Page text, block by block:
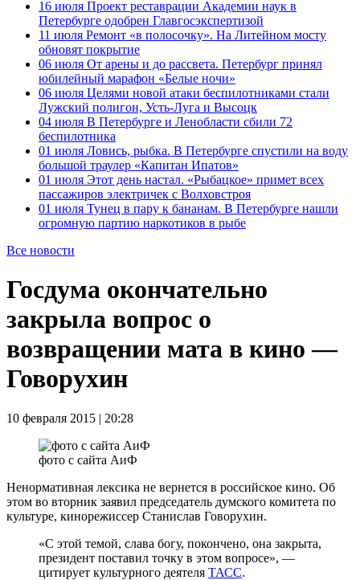
16 июля Проект реставрации Академии наук в
Петербурге одобрен Главгосэкспертизой
11 июля Ремонт «в полосочку». На Литейном мосту
обновят покрытие
06 июля От арены и до рассвета. Петербург принял
юбилейный марафон «Белые ночи»
06 июля Целями новой атаки беспилотниками стали
Лужский полигон, Усть-Луга и Высоцк
04 июля В Петербурге и Ленобласти сбили 72
беспилотника
01 июля Ловись, рыбка. В Петербурге спустили на воду
большой траулер «Капитан Ипатов»
01 июля Этот день настал. «Рыбацкое» примет всех
пассажиров электричек с Волховстроя
01 июля Тунец в пару к бананам. В Петербурге нашли
огромную партию наркотиков в рыбе
Все новости
Госдума окончательно
закрыла вопрос о
возвращении мата в кино —
Говорухин
10 февраля 2015 | 20:28
фото с сайта АиФ
Ненормативная лексика не вернется в российское кино. Об
этом во вторник заявил председатель думского комитета по
культуре, кинорежиссер Станислав Говорухин.
«С этой темой, слава богу, покончено, она закрыта,
президент поставил точку в этом вопросе», —
цитирует культурного деятеля ТАСС.